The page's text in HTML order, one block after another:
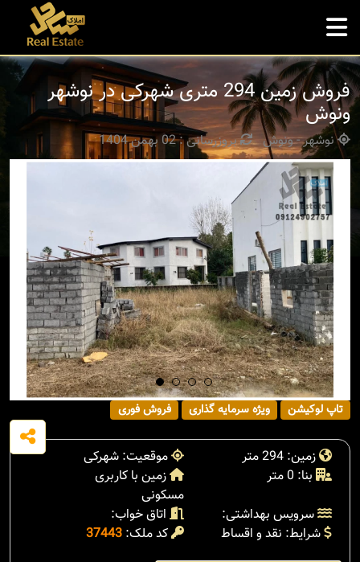
فروش زمین 294 متری شهرکی در نوشهر
ونوش
نوشهر - ونوش بروزرسانی : 02 بهمن 1404
تاپ لوکیشن ویژه سرمایه گذاری فروش فوری
زمین: 294 متر
موقعیت: شهرکی
بنا: 0 متر
زمین با کاربری
مسکونی
سرویس بهداشتی:
اتاق خواب:
شرایط: نقد و اقساط
کد ملک: 37443